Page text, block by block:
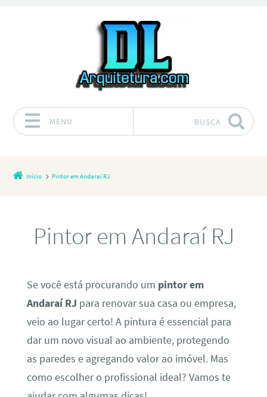
MENU BUSCA
Início Pintor em Andaraí RJ
Pintor em Andaraí RJ
Se você está procurando um pintor em
Andaraí RJ para renovar sua casa ou empresa,
veio ao lugar certo! A pintura é essencial para
dar um novo visual ao ambiente, protegendo
as paredes e agregando valor ao imóvel. Mas
como escolher o profissional ideal? Vamos te